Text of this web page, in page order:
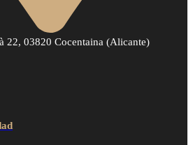
22, 03820 Cocentaina (Alicante)